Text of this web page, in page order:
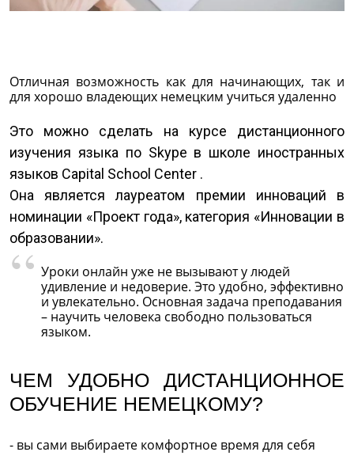
Отличная возможность как для начинающих, так и
для хорошо владеющих немецким учиться удаленно
Это можно сделать на курсе дистанционного
изучения языка по Skype в школе иностранных
языков Capital School Center .
Она является лауреатом премии инноваций в
номинации «Проект года», категория «Инновации в
образовании».
Уроки онлайн уже не вызывают у людей
удивление и недоверие. Это удобно, эффективно
и увлекательно. Основная задача преподавания
– научить человека свободно пользоваться
языком.
ЧЕМ УДОБНО ДИСТАНЦИОННОЕ
ОБУЧЕНИЕ НЕМЕЦКОМУ?
- вы сами выбираете комфортное время для себя